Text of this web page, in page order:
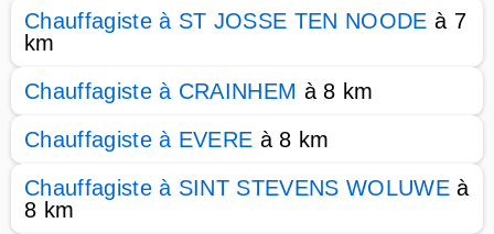
Chauffagiste à ST JOSSE TEN NOODE à 7
km
Chauffagiste à CRAINHEM à 8 km
Chauffagiste à EVERE à 8 km
Chauffagiste à SINT STEVENS WOLUWEà
8 km